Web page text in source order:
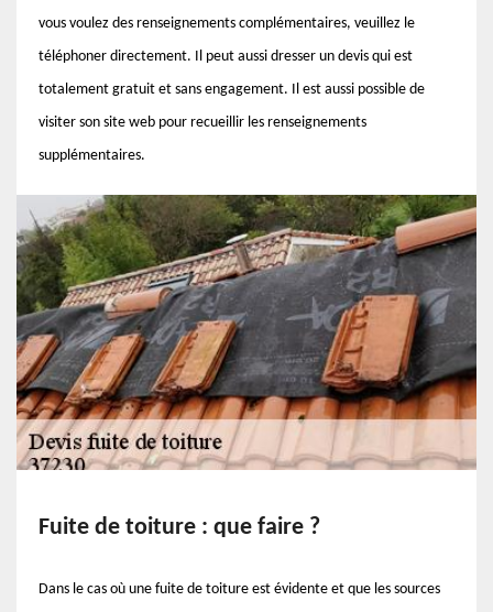
vous voulez des renseignements complémentaires, veuillez le
téléphoner directement. Il peut aussi dresser un devis qui est
totalement gratuit et sans engagement. Il est aussi possible de
visiter son site web pour recueillir les renseignements
supplémentaires.
Fuite de toiture : que faire ?
Dans le cas où une fuite de toiture est évidente et que les sources